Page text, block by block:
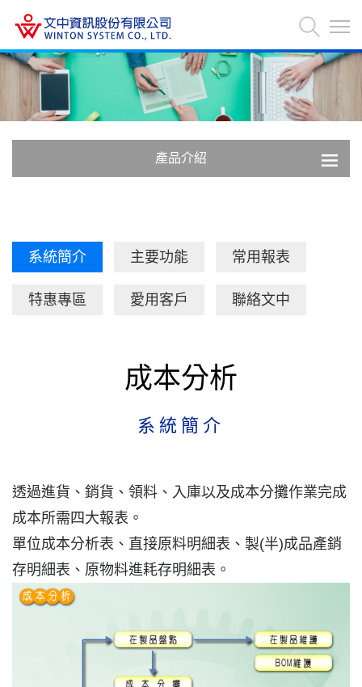
產品介紹
系統簡介 主要功能 常用報表
特惠專區 愛用客戶 聯絡文中
成本分析
系統簡介
透過進貨、銷貨、領料、入庫以及成本分攤作業完成
成本所需四大報表。
單位成本分析表、直接原料明細表、製(半)成品產銷
存明細表、原物料進耗存明細表。